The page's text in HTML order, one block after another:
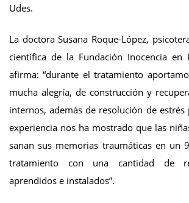
Udes.
La doctora Susana Roque-López,
científica de la Fundación Inocencia en
afirma: “durante el tratamiento
mucha alegría, de construcción y
internos, además de resolución de estrés
experiencia nos ha mostrado que las
sanan sus memorias traumáticas en un
tratamiento con una cantidad de
aprendidos e instalados”.